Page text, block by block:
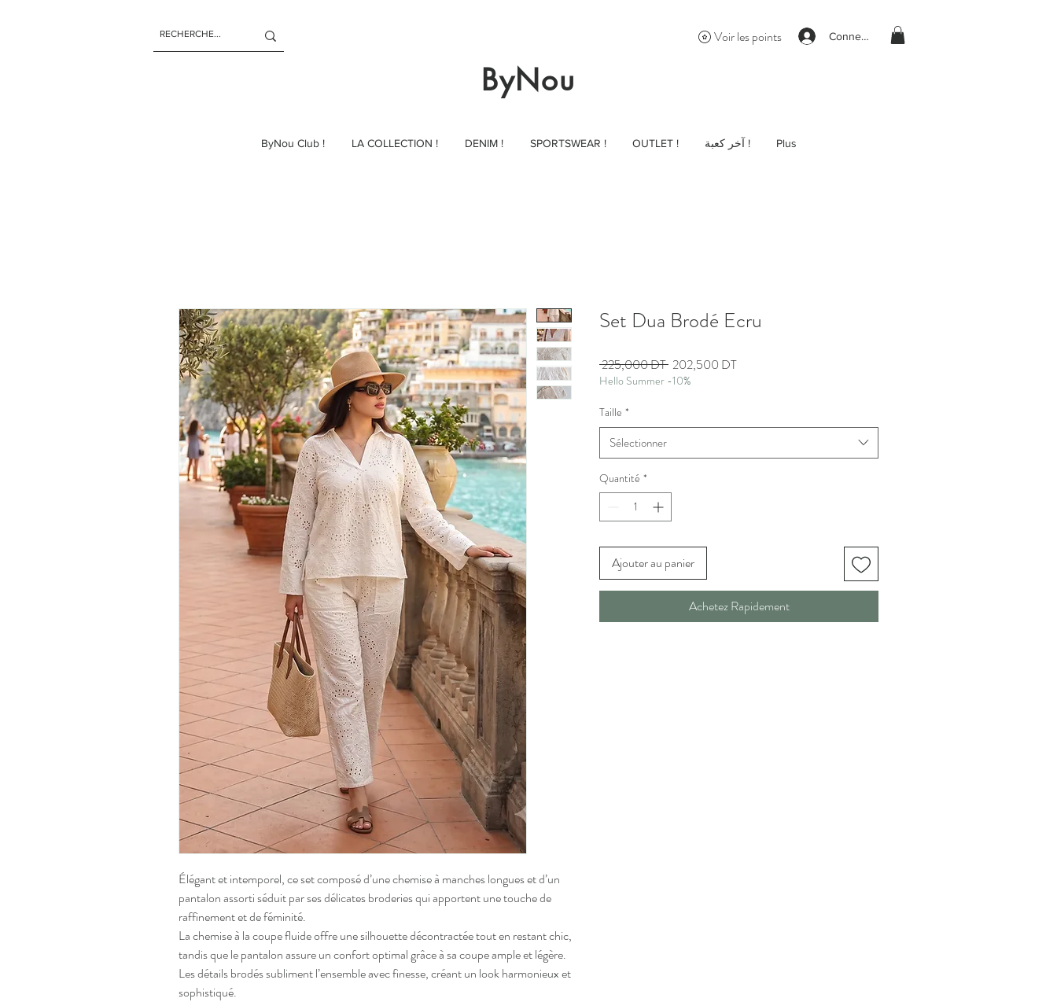
Connexion
Voir les points
ByNou
ByNou Club ! LA COLLECTION ! DENIM ! SPORTSWEAR ! OUTLET ! آخر كعبة ! Plus
Élégant et intemporel, ce set composé d’une chemise à manches longues et d’un
pantalon assorti séduit par ses délicates broderies qui apportent une touche de
raffinement et de féminité.
La chemise à la coupe fluide offre une silhouette décontractée tout en restant chic,
tandis que le pantalon assure un confort optimal grâce à sa coupe ample et légère.
Les détails brodés subliment l’ensemble avec finesse, créant un look harmonieux et
sophistiqué.
Set Dua Brodé Ecru
225,000 DT Prix
original
202,500 DTPrix
Hello Summer -10%
Taille *
Sélectionner
Quantité *
Ajouter au panier
Achetez Rapidement